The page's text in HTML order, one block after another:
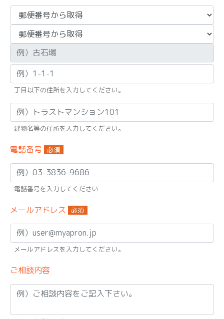
丁目以下の住所を入力してください。
建物名等の住所を入力してください。
電話番号 必須
電話番号を入力してください
メールアドレス 必須
メールアドレスを入力してください。
ご相談内容